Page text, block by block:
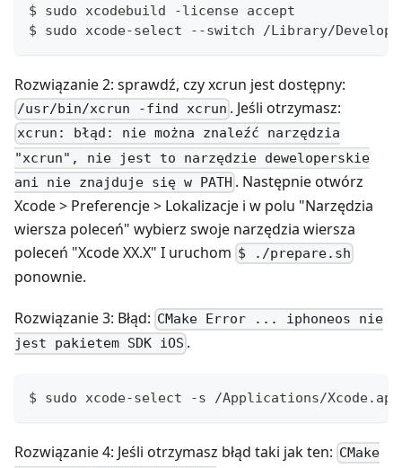
$ sudo xcodebuild -license accept
$ sudo xcode-select --switch /Library/Developer/
Rozwiązanie 2: sprawdź, czy xcrun jest dostępny:
/usr/bin/xcrun -find xcrun . Jeśli otrzymasz:
xcrun: błąd: nie można znaleźć narzędzia
"xcrun", nie jest to narzędzie deweloperskie
ani nie znajduje się w PATH . Następnie otwórz
Xcode > Preferencje > Lokalizacje i w polu "Narzędzia
wiersza poleceń" wybierz swoje narzędzia wiersza
poleceń "Xcode XX.X" I uruchom $ ./prepare.sh
ponownie.
Rozwiązanie 3: Błąd: CMake Error ... iphoneos nie
jest pakietem SDK iOS .
$ sudo xcode-select -s /Applications/
Rozwiązanie 4: Jeśli otrzymasz błąd taki jak ten: CMake